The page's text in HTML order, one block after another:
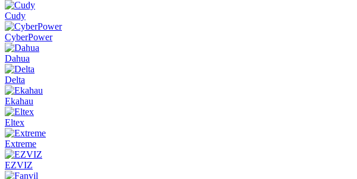
Cudy
CyberPower
Dahua
Delta
Ekahau
Eltex
Extreme
EZVIZ